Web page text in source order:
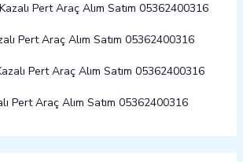
Pert Araç Alım Satım 05362400316
Pert Araç Alım Satım 05362400316
Pert Araç Alım Satım 05362400316
Pert Araç Alım Satım 05362400316